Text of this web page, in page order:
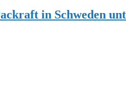
in Schweden